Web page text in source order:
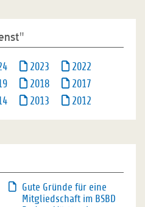
2023
2022
2018
2017
2013 2012
Gute Gründe für eine
Mitgliedschaft im BSBD